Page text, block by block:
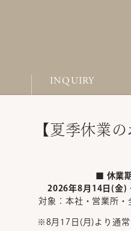
【夏季休業の
■ 休業
2026年8月14日(金)
対象：本社・営業所・
※8月17日(月)より通常
INQUIRY
FAQ